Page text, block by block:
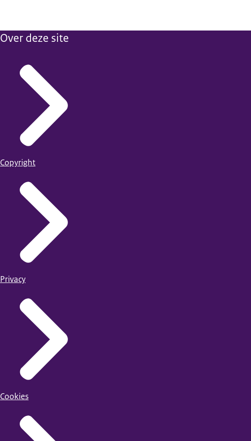
Over deze site
Copyright
Privacy
Cookies